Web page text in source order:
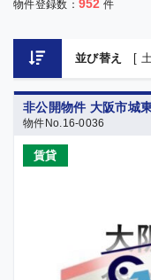
物件登録数： 952 件
並び替え [
非公開物件 大阪市城
物件No.16-0036
賃貸